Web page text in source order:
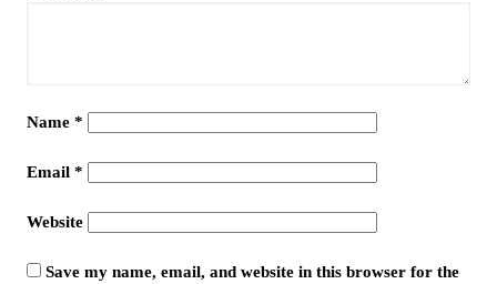
Name *
Email *
Website
Save my name, email, and website in this browser for the